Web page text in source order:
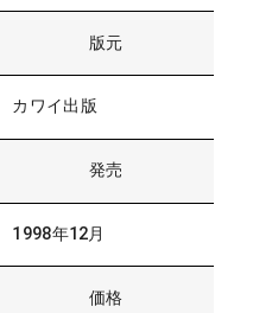
版元
カワイ出版
発売
1998年12月
価格